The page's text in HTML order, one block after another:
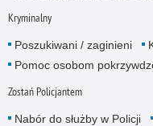
Kryminalny
Poszukiwani / zaginieni
Pomoc osobom
Zostań Policjantem
Nabór do służby w Policji